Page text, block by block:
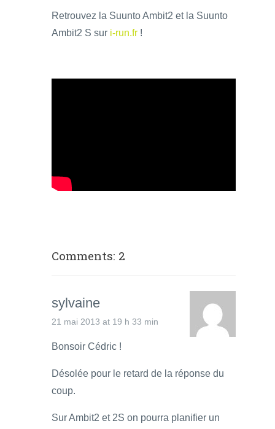
Retrouvez la Suunto Ambit2 et la Suunto
Ambit2 S sur i-run.fr !
Comments: 2
sylvaine
21 mai 2013 at 19 h 33 min
Bonsoir Cédric !
Désolée pour le retard de la réponse du
coup.
Sur Ambit2 et 2S on pourra planifier un